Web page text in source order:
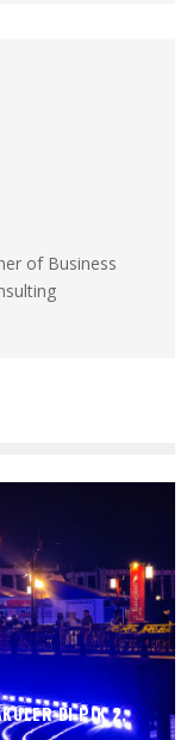
of Business
DI PIK 2,